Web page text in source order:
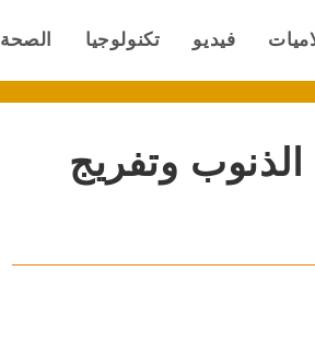
فيديو تكنولوجيا الصحة
وتفريج